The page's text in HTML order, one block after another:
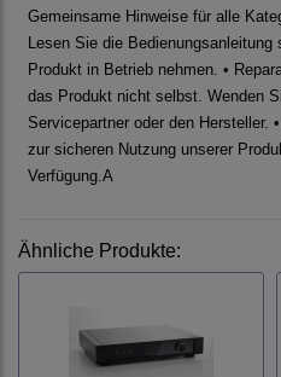
Gemeinsame Hinweise für alle
Lesen Sie die
Produkt in Betrieb nehmen. •
das Produkt nicht selbst. Wenden
Servicepartner oder den Hersteller.
zur sicheren Nutzung unserer
Verfügung.A
Ähnliche Produkte: